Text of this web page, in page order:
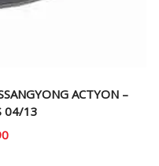
ACTYON –
04/13